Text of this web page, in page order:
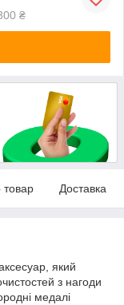
₴
товар Доставка
який
з нагоди
медалі